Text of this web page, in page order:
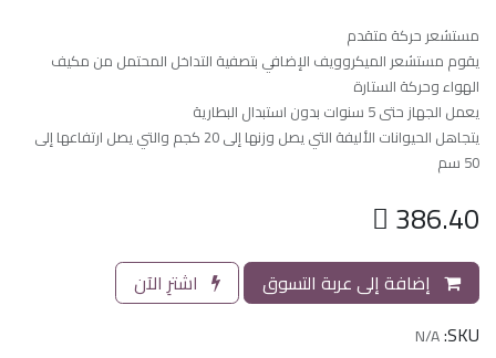
مستشعر حركة متقدم
يقوم مستشعر الميكروويف الإضافي بتصفية التداخل المحتمل من مكيف
الهواء وحركة الستارة
يعمل الجهاز حتى 5 سنوات بدون استبدال البطارية
يتجاهل الحيوانات الأليفة التي يصل وزنها إلى 20 كجم والتي يصل ارتفاعها إلى
50 سم
386.40
إضافة إلى عربة التسوق
اشترِ الآن
SKU:
N/A